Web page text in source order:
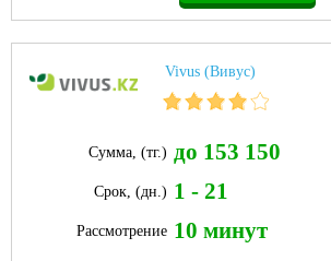
Vivus (Вивус)
Сумма, (тг.) до 153 150
Срок, (дн.) 1 - 21
Рассмотрение 10 минут